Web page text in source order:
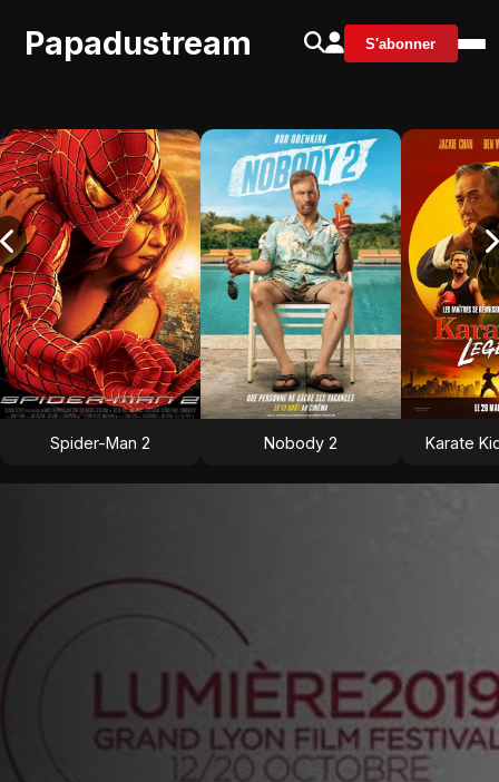
Papadustream S'abonner
Spider-Man 2 Nobody 2 Karate